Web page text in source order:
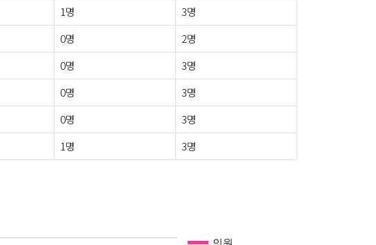
1명
3명
0명
2명
0명
3명
0명
3명
0명
3명
1명 3명
인원